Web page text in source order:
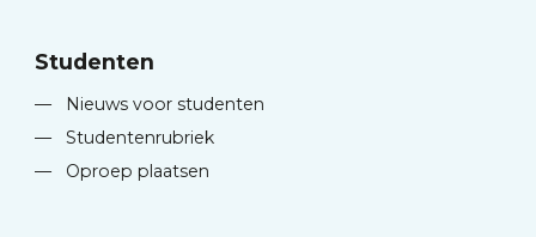
Studenten
—
Nieuws voor studenten
—
Studentenrubriek
—
Oproep plaatsen